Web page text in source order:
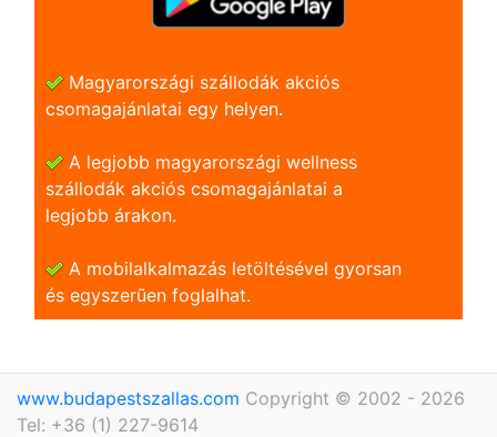
Magyarországi szállodák akciós
csomagajánlatai egy helyen.
A legjobb magyarországi wellness
szállodák akciós csomagajánlatai a
legjobb árakon.
A mobilalkalmazás letöltésével gyorsan
és egyszerũen foglalhat.
www.budapestszallas.com Copyright © 2002 - 2026
Tel: +36 (1) 227-9614